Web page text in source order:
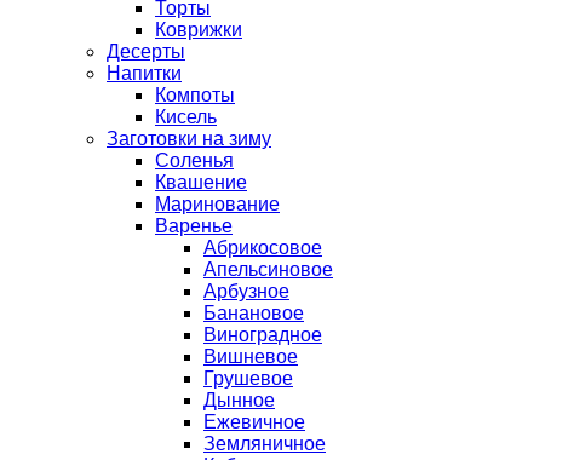
Торты
Коврижки
Десерты
Напитки
Компоты
Кисель
Заготовки на зиму
Соленья
Квашение
Маринование
Варенье
Абрикосовое
Апельсиновое
Арбузное
Банановое
Виноградное
Вишневое
Грушевое
Дынное
Ежевичное
Земляничное